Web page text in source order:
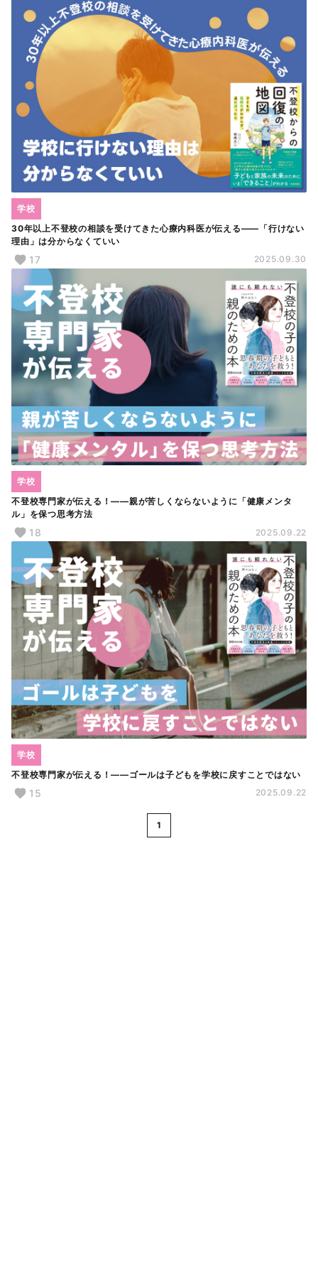
30年以上不登校の相談を受けてきた心療内科医が伝える――「行けない
理由」は分からなくていい
学校
17 2025.09.30
不登校専門家が伝える！――親が苦しくならないように「健康メンタ
ル」を保つ思考方法
学校
18 2025.09.22
不登校専門家が伝える！――ゴールは子どもを学校に戻すことではない
学校
15 2025.09.22
1